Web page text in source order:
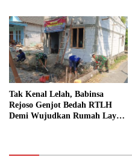
Tak Kenal Lelah, Babinsa
Rejoso Genjot Bedah RTLH
Demi Wujudkan Rumah Layak